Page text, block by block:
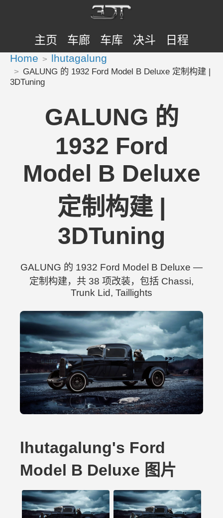
主页 车廊 车库 决斗 日程
Home lhutagalung
GALUNG 的 1932 Ford Model B Deluxe 定制构建 |
3DTuning
GALUNG 的
1932 Ford
Model B Deluxe
定制构建 |
3DTuning
GALUNG 的 1932 Ford Model B Deluxe —
定制构建，共 38 项改装，包括 Chassi,
Trunk Lid, Taillights
lhutagalung's Ford
Model B Deluxe 图片